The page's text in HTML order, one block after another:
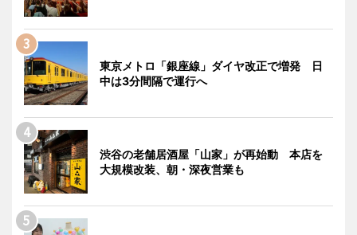
東京メトロ「銀座線」ダイヤ改正で増発 日
中は3分間隔で運行へ
渋谷の老舗居酒屋「山家」が再始動 本店を
大規模改装、朝・深夜営業も